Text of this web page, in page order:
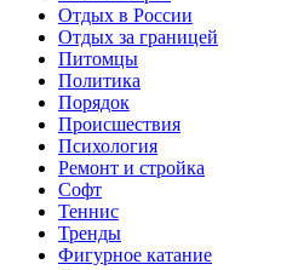
Отдых в России
Отдых за границей
Питомцы
Политика
Порядок
Происшествия
Психология
Ремонт и стройка
Софт
Теннис
Тренды
Фигурное катание